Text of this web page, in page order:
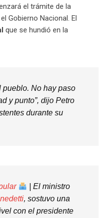
el trámite de la
Gobierno Nacional. El
que se hundió en la
pueblo. No hay paso
y punto”, dijo Petro
durante su
| El ministro
, sostuvo una
con el presidente